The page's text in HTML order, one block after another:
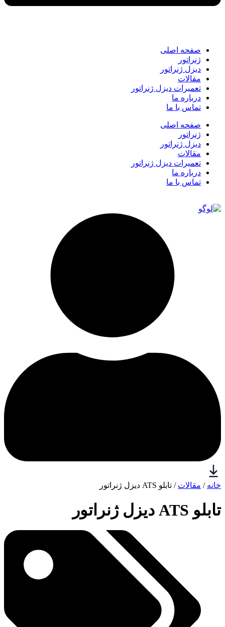
صفحه اصلی
ژنراتور
دیزل ژنراتور
مقالات
تعمیرات دیزل ژنراتور
درباره ما
تماس با ما
صفحه اصلی
ژنراتور
دیزل ژنراتور
مقالات
تعمیرات دیزل ژنراتور
درباره ما
تماس با ما
خانه / مقالات / تابلو ATS دیزل ژنراتور
تابلو ATS دیزل ژنراتور